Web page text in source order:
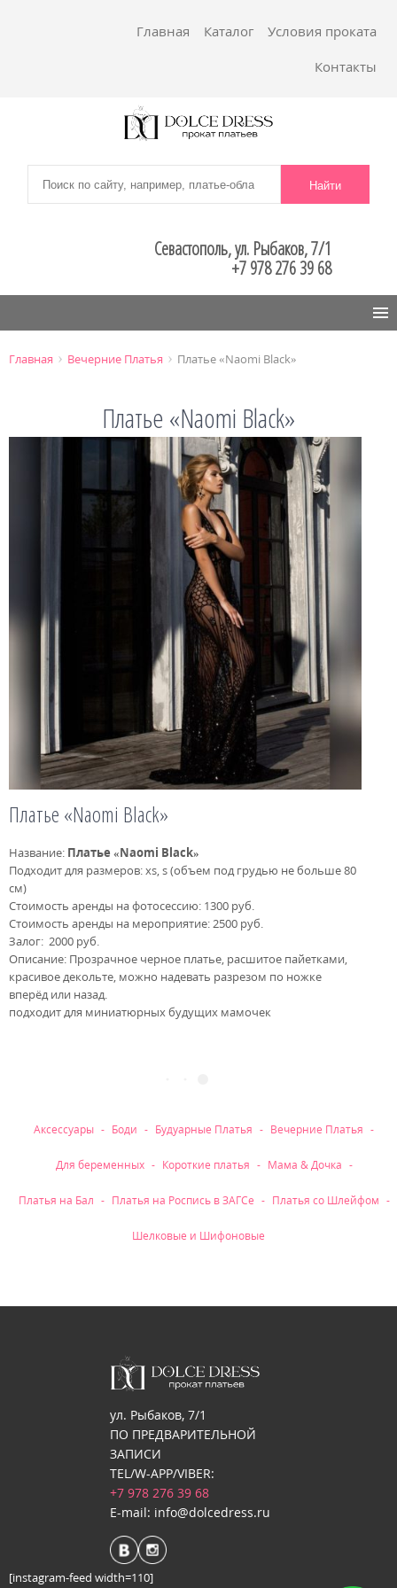
Главная Каталог
Условия проката
Контакты
Севастополь, ул. Рыбаков, 7/1
+7 978 276 39 68
Главная › Вечерние Платья › Платье «Naomi Black»
Платье «Naomi Black»
Платье «Naomi Black»
Название: Платье «Naomi Black»
Подходит для размеров: xs, s (объем под грудью не больше 80
см)
Стоимость аренды на фотосессию: 1300 руб.
Стоимость аренды на мероприятие: 2500 руб.
Залог: 2000 руб.
Описание: Прозрачное черное платье, расшитое пайетками,
красивое декольте, можно надевать разрезом по ножке
вперёд или назад.
подходит для миниатюрных будущих мамочек
Аксессуары Боди Будуарные Платья Вечерние Платья
Для беременных Короткие платья Мама & Дочка
Платья на Бал Платья на Роспись в ЗАГСе Платья со Шлейфом
Шелковые и Шифоновые
ул. Рыбаков, 7/1
ПО ПРЕДВАРИТЕЛЬНОЙ
ЗАПИСИ
TEL/W-APP/VIBER:
+7 978 276 39 68
E-mail: info@dolcedress.ru
[instagram-feed width=110]